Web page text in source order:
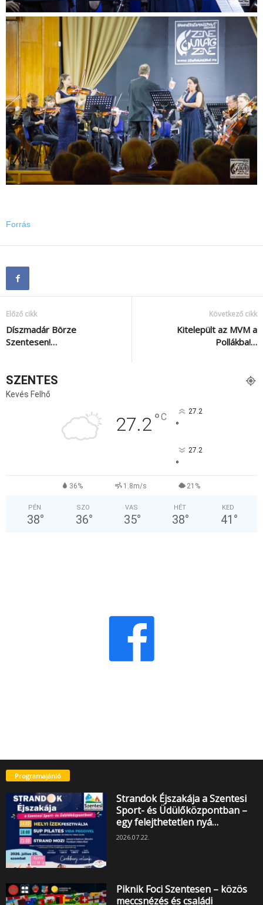
Forrás
Előző cikk
Díszmadár Börze
Szentesen!…
Következő cikk
Kitelepült az MVM a
Pollákba!…
SZENTES
Kevés Felhő
27.2°C 27.2
°
27.2
°
36% 1.8m/s 21%
PÉN
38°
SZO
36°
VAS
35°
HÉT
38°
KED
41 °
Programajánló
Strandok Éjszakája a Szentesi
Sport- és Üdülőközpontban –
egy felejthetetlen nyá…
2026.07.22.
Piknik Foci Szentesen – közös
meccsnézés és családi